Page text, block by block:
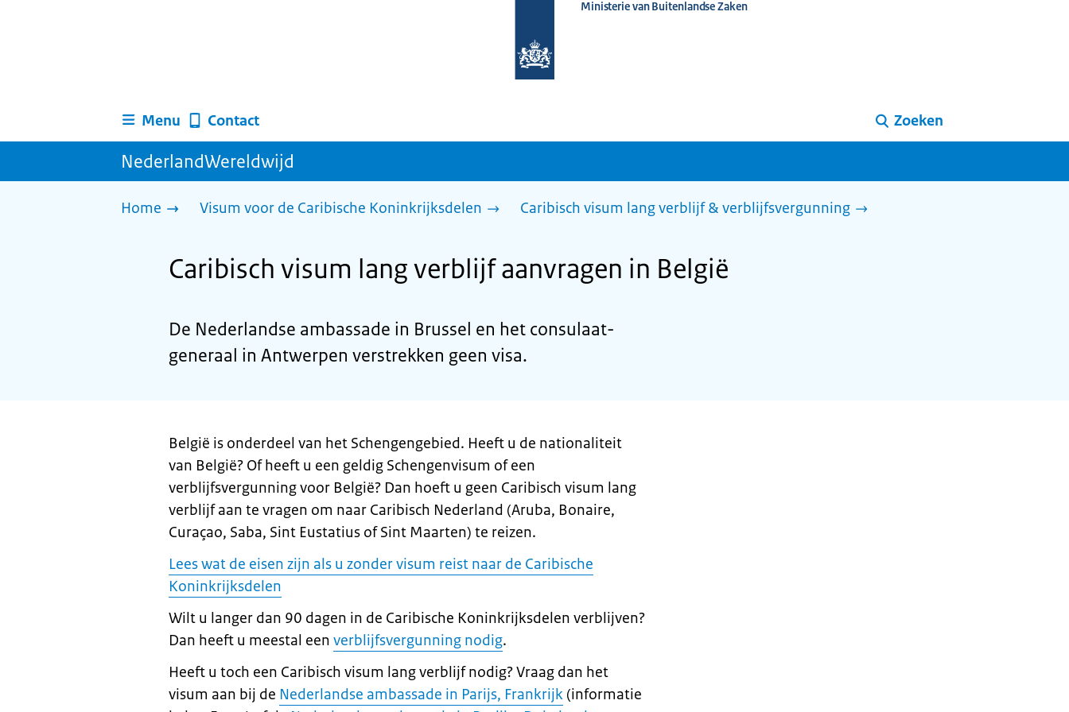
homepage
Ministerie van Buitenlandse Zaken
Menu Contact Zoeken
NederlandWereldwijd
Home Visum voor de Caribische Koninkrijksdelen Caribisch visum lang verblijf & verblijfsvergunning
Caribisch visum lang verblijf aanvragen in België
De Nederlandse ambassade in Brussel en het consulaat-
generaal in Antwerpen verstrekken geen visa.
België is onderdeel van het Schengengebied. Heeft u de nationaliteit
van België? Of heeft u een geldig Schengenvisum of een
verblijfsvergunning voor België? Dan hoeft u geen Caribisch visum lang
verblijf aan te vragen om naar Caribisch Nederland (Aruba, Bonaire,
Curaçao, Saba, Sint Eustatius of Sint Maarten) te reizen.
Lees wat de eisen zijn als u zonder visum reist naar de Caribische
Koninkrijksdelen
Wilt u langer dan 90 dagen in de Caribische Koninkrijksdelen verblijven?
Dan heeft u meestal een verblijfsvergunning nodig.
Heeft u toch een Caribisch visum lang verblijf nodig? Vraag dan het
visum aan bij de Nederlandse ambassade in Parijs, Frankrijk (informatie